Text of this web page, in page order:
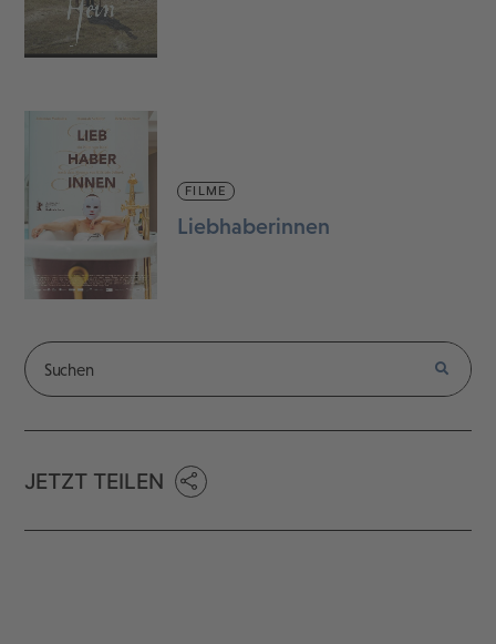
FILME
Liebhaberinnen
JETZT TEILEN